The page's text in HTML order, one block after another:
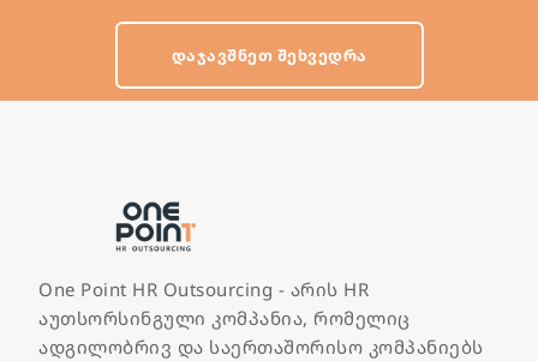
ᲓᲐᲯᲐᲕᲨᲜᲔᲗ ᲨᲔᲮᲕᲔᲓᲠᲐ
One Point HR Outsourcing - არის HR
აუთსორსინგული კომპანია, რომელიც
ადგილობრივ და საერთაშორისო კომპანიებს